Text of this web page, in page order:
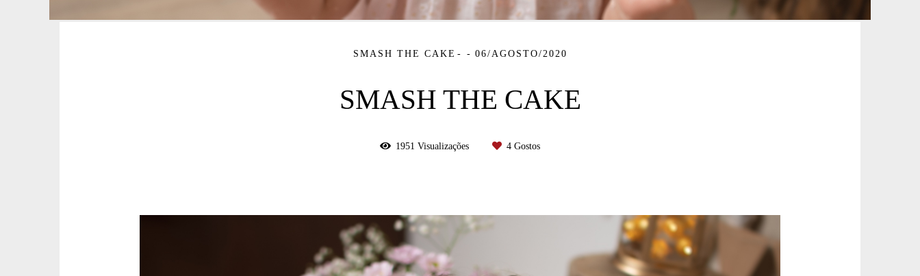
SMASH THE CAKE 06/AGOSTO/2020
SMASH THE CAKE
1951 Visualizações 4 Gostos